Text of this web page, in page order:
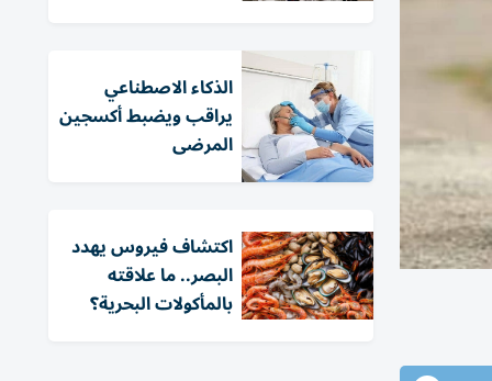
الذكاء الاصطناعي
يراقب ويضبط أكسجين
المرضى
اكتشاف فيروس يهدد
البصر.. ما علاقته
بالمأكولات البحرية؟